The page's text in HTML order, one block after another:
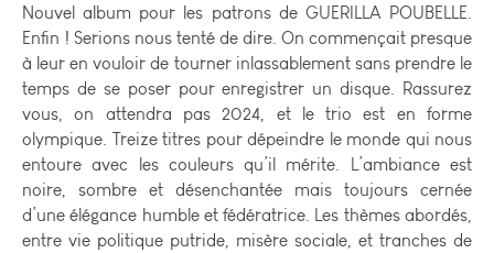
Nouvel album pour les patrons de GUERILLA POUBELLE.
Enfin ! Serions nous tenté de dire. On commençait presque
à leur en vouloir de tourner inlassablement sans prendre le
temps de se poser pour enregistrer un disque. Rassurez
vous, on attendra pas 2024, et le trio est en forme
olympique. Treize titres pour dépeindre le monde qui nous
entoure avec les couleurs qu’il mérite. L’ambiance est
noire, sombre et désenchantée mais toujours cernée
d’une élégance humble et fédératrice. Les thèmes abordés,
entre vie politique putride, misère sociale, et tranches de